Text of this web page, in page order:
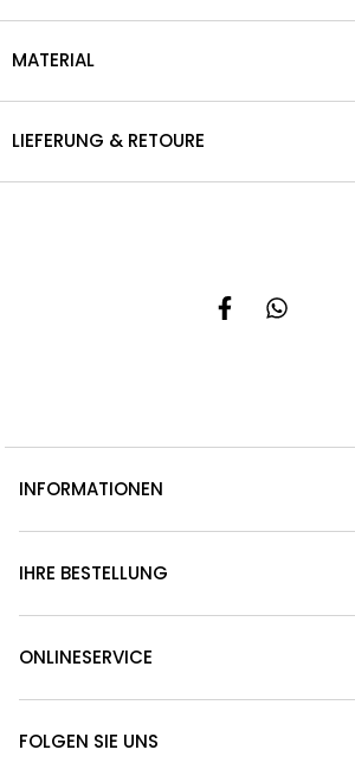
MATERIAL
LIEFERUNG & RETOURE
INFORMATIONEN
IHRE BESTELLUNG
ONLINESERVICE
FOLGEN SIE UNS